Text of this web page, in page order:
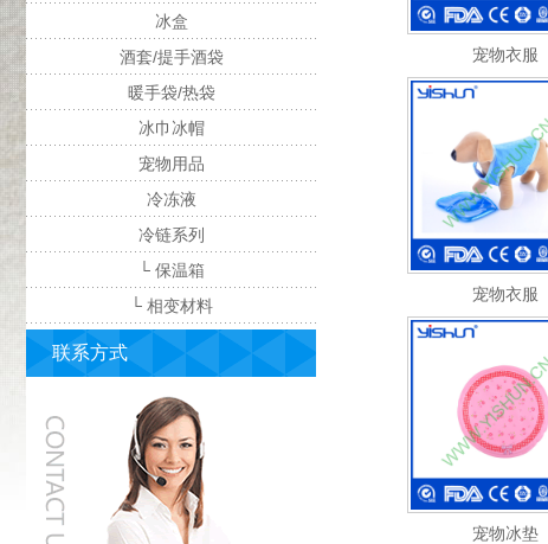
冰盒
酒套/提手酒袋
暖手袋/热袋
冰巾冰帽
宠物用品
冷冻液
冷链系列
└ 保温箱
└ 相变材料
联系方式
宠物衣服
宠物衣服
宠物冰垫